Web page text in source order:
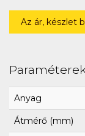
Az ár, készlet
Anyag
Átmérő (mm)